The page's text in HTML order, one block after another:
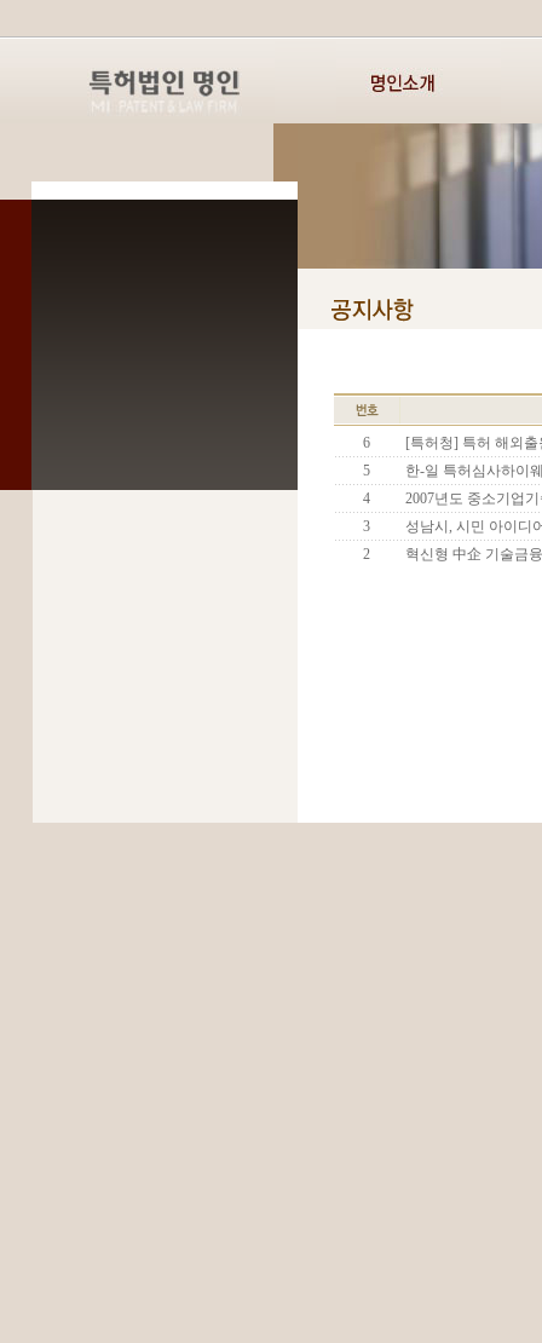
6
[특허청] 특허 해외
5
한-일 특허심사하이
4
2007년도 중소기업
3
성남시, 시민 아이디
2
혁신형 中企 기술금